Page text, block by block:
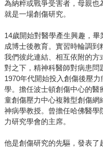
為納粹或戰爭受害者，母親也
就是一場創傷研究。
14歲開始對醫學產生興趣，
成博士後教育。實習時輪調
我們彼此連結、相互依附的方
對之下，精神科醫師對病患問
1970年代開始投入創傷後壓
學。擔任波士頓創傷中心的醫
童創傷壓力中心複雜型創傷
神病學教授。曾擔任哈佛醫學
力研究學會的主席。
他是創傷研究的先驅，發表了